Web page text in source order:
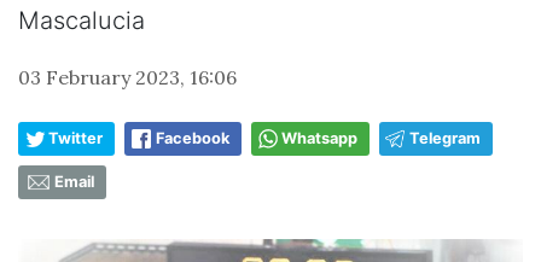
Mascalucia
03 February 2023, 16:06
Twitter Facebook Whatsapp Telegram
Email